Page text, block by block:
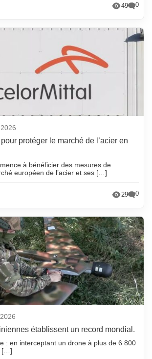
49 0
protéger le marché de l’acier en
à bénéficier des mesures de
européen de l’acier et ses […]
29 0
établissent un record mondial.
: en interceptant un drone à plus de 6 800
[…]